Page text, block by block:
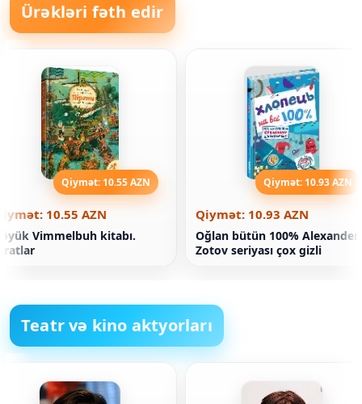
Ürəkləri fəth edir
Qiymət: 10.55 AZN
10.55 AZN
Vimmelbuh kitabı.
Qiymət: 10.93 AZN
Qiymət: 10.93 AZN
Oğlan bütün 100% Alexander
Zotov seriyası çox gizli
Teatr və kino aktyorları